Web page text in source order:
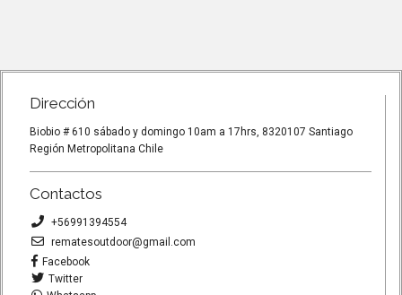
Dirección
Biobio # 610 sábado y domingo 10am a 17hrs, 8320107 Santiago
Región Metropolitana Chile
Contactos
+56991394554
rematesoutdoor@gmail.com
Facebook
Twitter